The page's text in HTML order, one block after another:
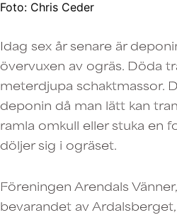
Foto: Chris Ceder
Idag sex år senare är
övervuxen av ogräs. Döda
meterdjupa schaktmassor.
deponin då man lätt kan
ramla omkull eller stuka en
döljer sig i ogräset.
Föreningen Arendals
bevarandet av